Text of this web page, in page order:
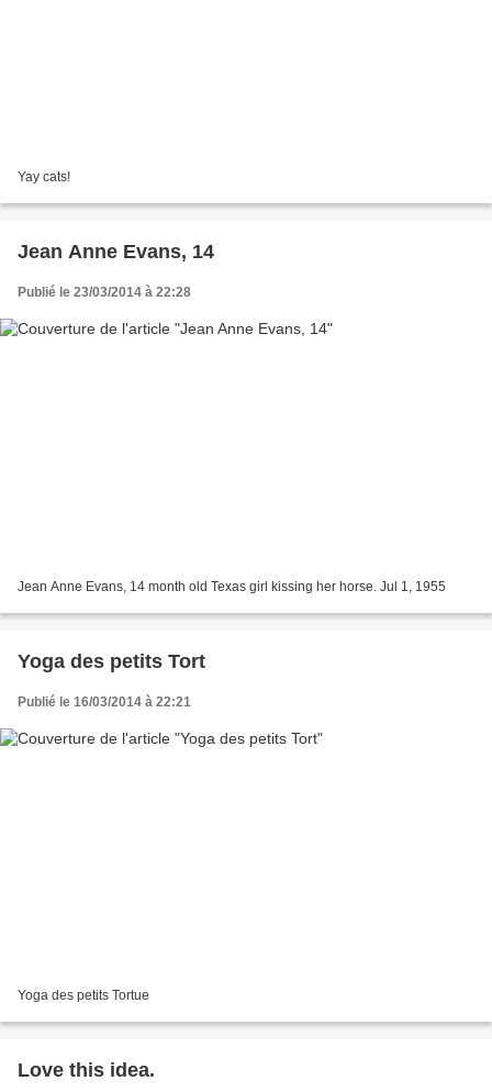
Yay cats!
Jean Anne Evans, 14
Publié le 23/03/2014 à 22:28
Jean Anne Evans, 14 month old Texas girl kissing her horse. Jul 1, 1955
Yoga des petits Tort
Publié le 16/03/2014 à 22:21
Yoga des petits Tortue
Love this idea.